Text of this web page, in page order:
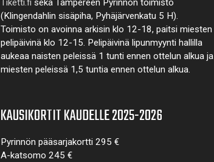
Tiketti.fi sekä Tampereen Pyrinnön toimisto
(Klingendahlin sisäpiha, Pyhäjärvenkatu 5 H).
Toimisto on avoinna arkisin klo 12-18, paitsi miesten
pelipäivinä klo 12-15. Pelipäivinä lipunmyynti hallilla
aukeaa naisten peleissä 1 tunti ennen ottelun alkua ja
miesten peleissä 1,5 tuntia ennen ottelun alkua.
KAUSIKORTIT KAUDELLE 2025-2026
Pyrinnön pääsarjakortti 295 €
A-katsomo 245 €